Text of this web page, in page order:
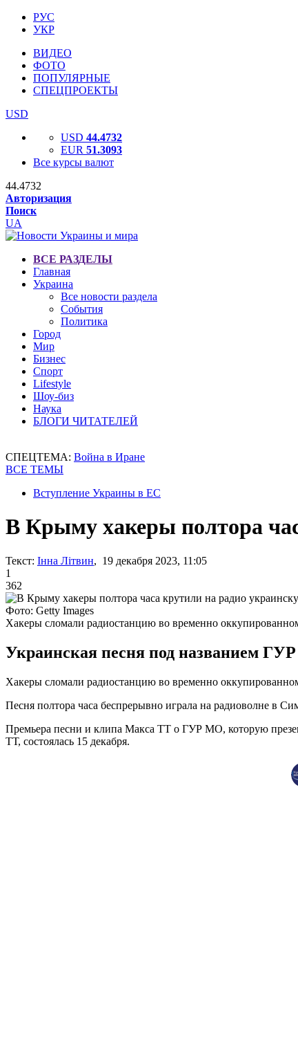
РУС
УКР
ВИДЕО
ФОТО
ПОПУЛЯРНЫЕ
СПЕЦПРОЕКТЫ
USD
USD 44.4732
EUR 51.3093
Все курсы валют
44.4732
Авторизация
Поиск
UA
ВСЕ РАЗДЕЛЫ
Главная
Украина
Все новости раздела
События
Политика
Город
Мир
Бизнес
Спорт
Lifestyle
Шоу-биз
Наука
БЛОГИ ЧИТАТЕЛЕЙ
СПЕЦТЕМА: Война в Иране
ВСЕ ТЕМЫ
Вступление Украины в ЕС
В Крыму хакеры полтора
Текст: Інна Літвин, 19 декабря 2023, 11:05
1
362
Фото: Getty Images
Хакеры сломали радиостанцию во временно
Украинская песня под названием
Хакеры сломали радиостанцию во временно
Песня полтора часа беспрерывно играла на радиоволне в
Премьера песни и клипа Макса ТТ о ГУР МО, которую
ТТ, состоялась 15 декабря.